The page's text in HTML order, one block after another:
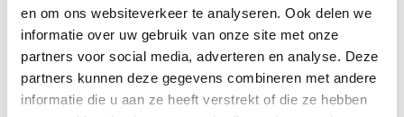
en om ons websiteverkeer te analyseren. Ook delen we
informatie over uw gebruik van onze site met onze
partners voor social media, adverteren en analyse. Deze
partners kunnen deze gegevens combineren met andere
informatie die u aan ze heeft verstrekt of die ze hebben